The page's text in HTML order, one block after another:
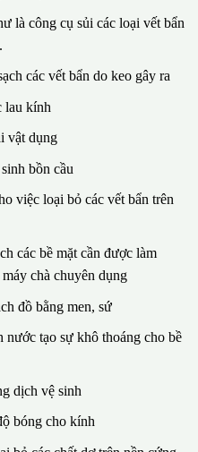
là công cụ sủi các loại vết bẩn
các vết bẩn do keo gây ra
lau kính
vật dụng
bồn cầu
việc loại bỏ các vết bẩn trên
các bề mặt cần được làm
chà chuyên dụng
đồ bằng men, sứ
nước tạo sự khô thoáng cho bề
dịch vệ sinh
bóng cho kính